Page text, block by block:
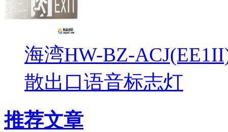
海湾HW-BZ-
散出口语音标志灯
推荐文章